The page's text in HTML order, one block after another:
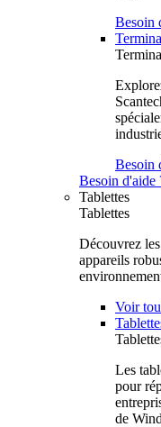
Besoin
Besoin
Besoin d'aide
Tablettes
Tablettes
Découvrez
appareils
Voir
Les
pour
de